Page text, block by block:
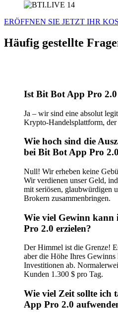
ERÖFFNEN SIE JETZT IHR
Häufig gestellte
Ist Bit Bot App Pro
Ja – wir sind eine absolut
Krypto-Handelsplattform, der
Wie hoch sind die
bei Bit Bot App Pro
Null! Wir erheben keine
Wir verdienen unser Geld,
mit seriösen, glaubwürdigen
Brokern zusammenbringen.
Wie viel Gewinn
Pro 2.0 erzielen?
Der Himmel ist die Grenze!
aber die Höhe Ihres
Investitionen ab.
Kunden 1.300 $ pro Tag.
Wie viel Zeit sollte ich
App Pro 2.0